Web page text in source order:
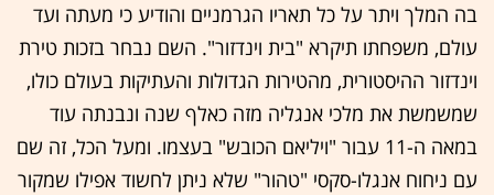
בה המלך ויתר על כל תאריו הגרמניים והודיע כי מעתה ועד
עולם, משפחתו תיקרא "בית וינדזור". השם נבחר בזכות טירת
וינדזור ההיסטורית, מהטירות הגדולות והעתיקות בעולם כולו,
שמשמשת את מלכי אנגליה מזה כאלף שנה ונבנתה עוד
במאה ה-11 עבור "ויליאם הכובש" בעצמו. ומעל הכל, זה שם
עם ניחוח אנגלו-סקסי "טהור" שלא ניתן לחשוד אפילו שמקור